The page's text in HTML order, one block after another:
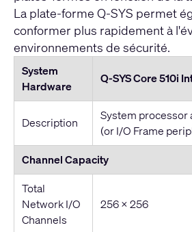
La plate-forme Q-SYS permet
conformer plus rapidement à
environnements de sécurité.
System
Hardware
Q-SYS Core 510i
Description
System processor
(or I/O Frame
Channel Capacity
Total
Network I/O
Channels
256 × 256